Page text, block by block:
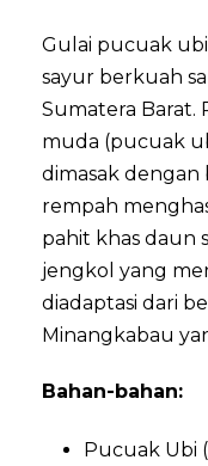
Gulai pucuak
sayur berkuah
Sumatera Barat.
muda (pucuak
dimasak
rempah
pahit khas daun
jengkol yang
diadaptasi dari
Minangkabau
Bahan-bahan:
Pucuak Ubi